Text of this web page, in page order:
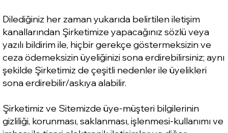
Dilediğiniz her zaman yukarıda belirtilen iletişim
kanallarından Şirketimize yapacağınız sözlü veya
yazılı bildirim ile, hiçbir gerekçe göstermeksizin ve
ceza ödemeksizin üyeliğinizi sona erdirebilirsiniz; aynı
şekilde Şirketimiz de çeşitli nedenler ile üyelikleri
sona erdirebilir/askıya alabilir.
Şirketimiz ve Sitemizde üye-müşteri bilgilerinin
gizliliği, korunması, saklanması, işlenmesi-kullanımı ve